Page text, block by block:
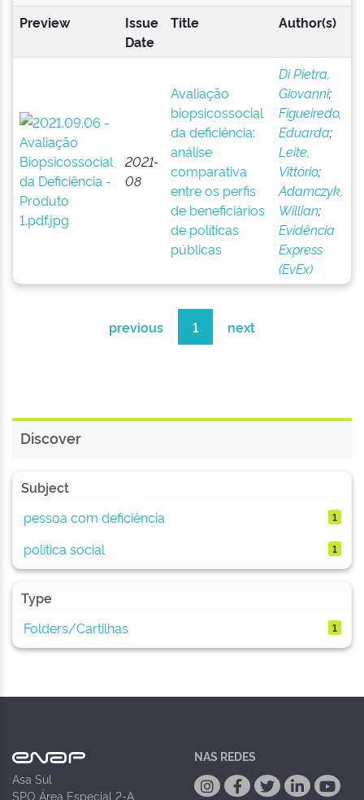
Preview
Issue
Date
Title Author(s)
2021-
08
Avaliação
biopsicossocial
da deficiência:
análise
comparativa
entre os perfis
de beneficiários
de políticas
públicas
Di Pietra,
Giovanni;
Figueiredo,
Eduarda;
Leite,
Vittório;
Adamczyk,
Willian;
Evidência
Express
(EvEx)
previous 1 next
Discover
Subject
pessoa com deficiência
1
política social 1
Type
Folders/Cartilhas
1
Asa Sul
SPO Área Especial 2-A
NAS REDES